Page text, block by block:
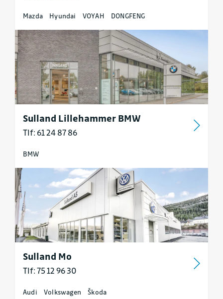
Mazda Hyundai VOYAH DONGFENG
Sulland Lillehammer BMW
Tlf: 61 24 87 86
BMW
Sulland Mo
Tlf: 75 12 96 30
Audi Volkswagen Škoda